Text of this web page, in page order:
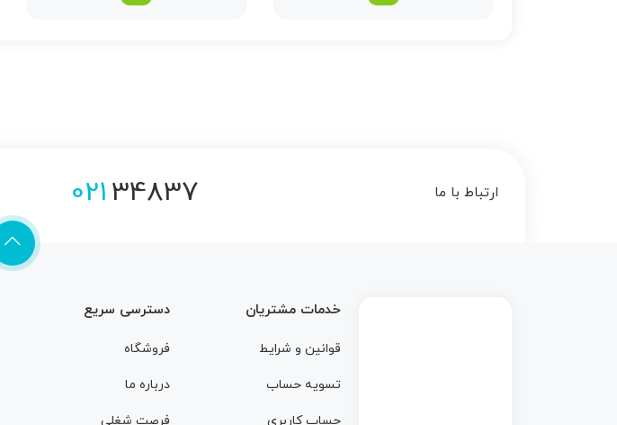
ارتباط با ما 02134837
خدمات مشتریان
قوانین و شرایط
تسویه حساب
حساب کاربری
دسترسی سریع
فروشگاه
درباره ما
فرصت شغلی